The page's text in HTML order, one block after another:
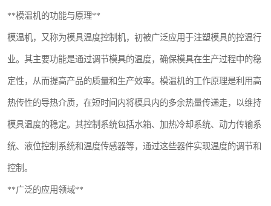
**模温机的功能与原理**
模温机，又称为模具温度控制机，初被广泛应用于注塑模具的控温行
业。其主要功能是通过调节模具的温度，确保模具在生产过程中的稳
定性，从而提高产品的质量和生产效率。模温机的工作原理是利用高
热传性的导热介质，在短时间内将模具内的多余热量传递走，以维持
模具温度的稳定。其控制系统包括水箱、加热冷却系统、动力传输系
统、液位控制系统和温度传感器等，通过这些器件实现温度的调节和
控制。
**广泛的应用领域**